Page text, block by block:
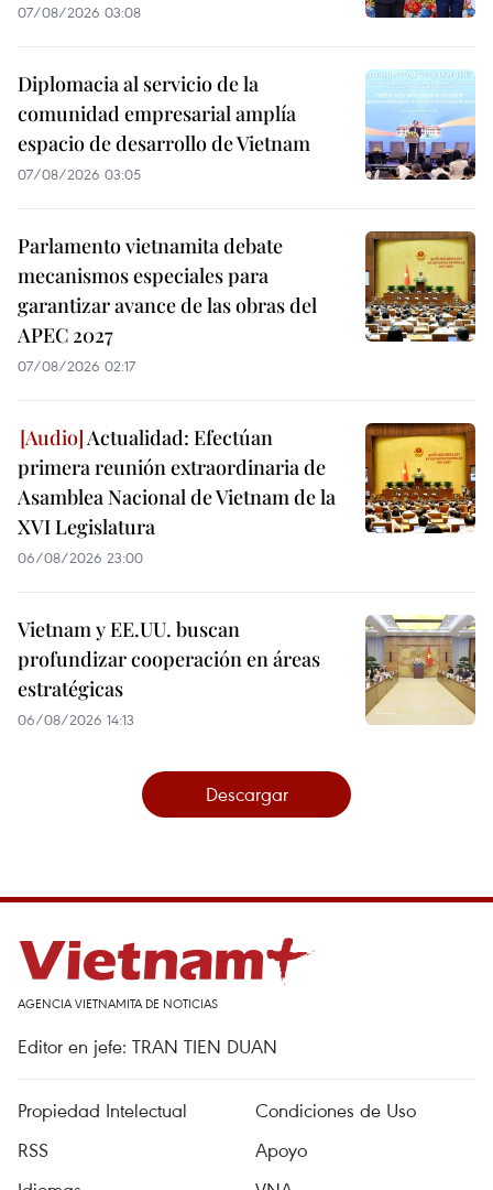
07/08/2026 03:08
Diplomacia al servicio de la
comunidad empresarial amplía
espacio de desarrollo de Vietnam
07/08/2026 03:05
Parlamento vietnamita debate
mecanismos especiales para
garantizar avance de las obras del
APEC 2027
07/08/2026 02:17
Actualidad: Efectúan
primera reunión extraordinaria de
Asamblea Nacional de Vietnam de la
XVI Legislatura
06/08/2026 23:00
Vietnam y EE.UU. buscan
profundizar cooperación en áreas
estratégicas
06/08/2026 14:13
Descargar
AGENCIA VIETNAMITA DE NOTICIAS
Editor en jefe: TRAN TIEN DUAN
Propiedad Intelectual
Condiciones de Uso
RSS
Apoyo